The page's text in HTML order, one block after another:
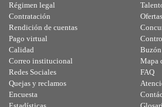
Régimen legal
Contratación
Rendición de cuentas
Pago virtual
Calidad
Correo institucional
Redes Sociales
Quejas y reclamos
Encuesta
Mapa
FAQ